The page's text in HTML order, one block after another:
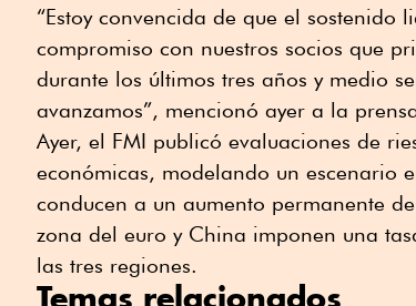
“Estoy convencida de que el sostenido
compromiso con nuestros socios que
durante los últimos tres años y medio
avanzamos”, mencionó ayer a la
Ayer, el FMI publicó evaluaciones de
económicas, modelando un escenario
conducen a un aumento permanente
zona del euro y China imponen una
las tres regiones.
Temas relacionados